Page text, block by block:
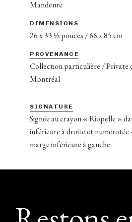
Mandeure
DIMENSIONS
26 x 33 ½ pouces / 66 x 85 cm
PROVENANCE
Collection particulière / Private
Montréal
SIGNATURE
Signée au crayon « Riopelle »
inférieure à droite et numérotée
marge inférieure à gauche